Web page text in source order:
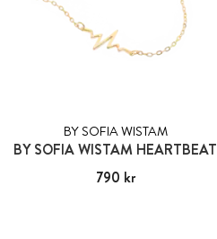
BY SOFIA WISTAM
BY SOFIA WISTAM HEARTBEAT
Pris:790 kr
790 kr